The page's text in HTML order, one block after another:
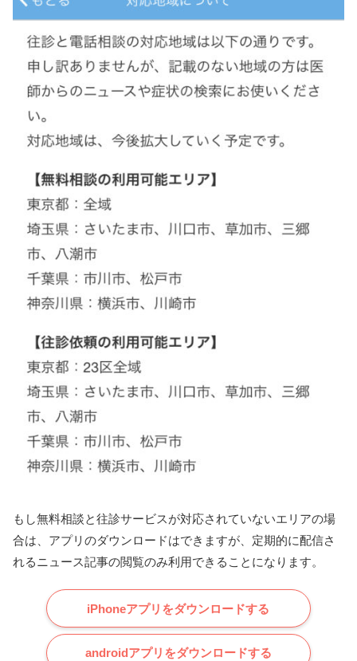
もし無料相談と往診サービスが対応されていないエリアの場
合は、アプリのダウンロードはできますが、定期的に配信さ
れるニュース記事の閲覧のみ利用できることになります。
iPhoneアプリをダウンロードする
androidアプリをダウンロードする